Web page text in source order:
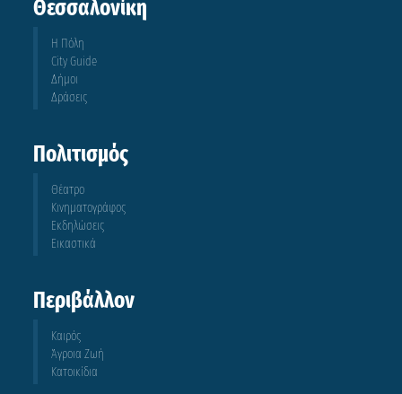
Θεσσαλονίκη
Η Πόλη
City Guide
Δήμοι
Δράσεις
Πολιτισμός
Θέατρο
Κινηματογράφος
Εκδηλώσεις
Εικαστικά
Περιβάλλον
Καιρός
Άγροια Ζωή
Κατοικίδια